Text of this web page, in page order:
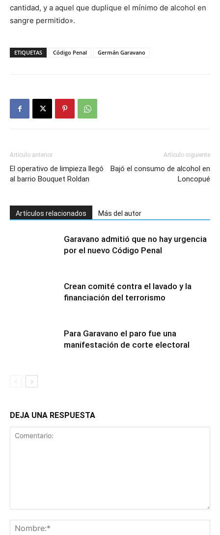
cantidad, y a aquel que duplique el mínimo de alcohol en
sangre permitido».
ETIQUETAS Código Penal Germán Garavano
Artículo anterior
El operativo de limpieza llegó
al barrio Bouquet Roldan
Artículo siguiente
Bajó el consumo de alcohol en
Loncopué
Artículos relacionados Más del autor
Garavano admitió que no hay urgencia
por el nuevo Código Penal
Crean comité contra el lavado y la
financiación del terrorismo
Para Garavano el paro fue una
manifestación de corte electoral
DEJA UNA RESPUESTA